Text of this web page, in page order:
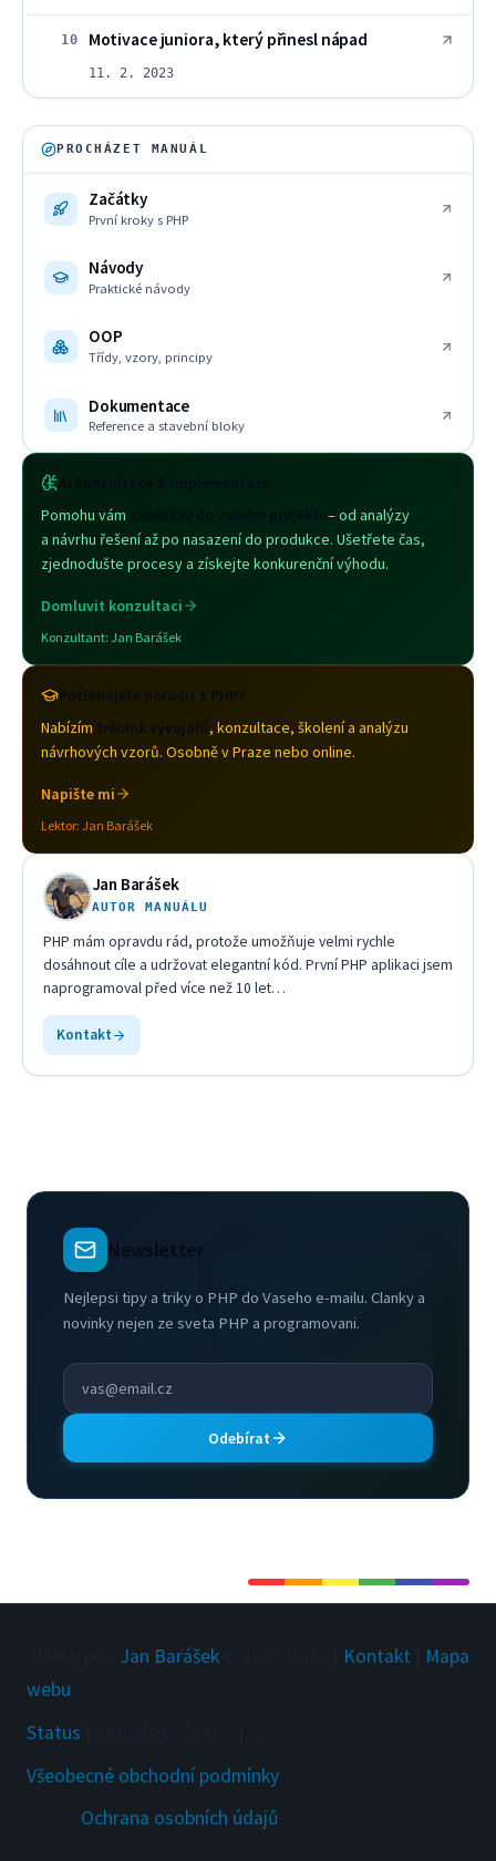
10 Motivace juniora, který přinesl nápad
11. 2. 2023
PROCHÁZET MANUÁL
Začátky
První kroky s PHP
Návody
Praktické návody
OOP
Třídy, vzory, principy
Dokumentace
Reference a stavební bloky
Pomohu vám
zavést AI do vašeho projektu– od analýzy
a návrhu řešení až po nasazení do produkce. Ušetřete čas,
zjednodušte procesy a získejte konkurenční výhodu.
Domluvit konzultaci
Konzultant: Jan Barášek
Potřebujete poradit s PHP?
Nabízím trénink vývojářů, konzultace, školení a analýzu
návrhových vzorů. Osobně v Praze nebo online.
Napište mi
Lektor: Jan Barášek
Jan Barášek
AUTOR MANUÁLU
PHP mám opravdu rád, protože umožňuje velmi rychle
dosáhnout cíle a udržovat elegantní kód. První PHP aplikaci jsem
naprogramoval před více než 10 let…
Kontakt
Newsletter
Nejlepsi tipy a triky o PHP do Vaseho e-mailu. Clanky a
novinky nejen ze sveta PHP a programovani.
Odebírat
Jan Barášek Kontakt
Mapa
webu
Status
Všeobecné obchodní podmínky
Ochrana osobních údajů